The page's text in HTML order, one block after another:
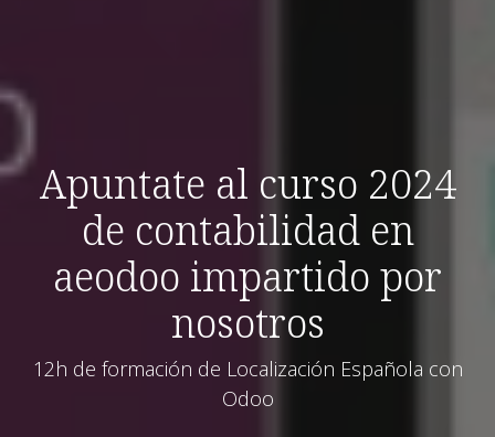
Apuntate al curso 2024
de contabilidad en
aeodoo impartido por
nosotros
12h de formación de Localización Española con
Odoo